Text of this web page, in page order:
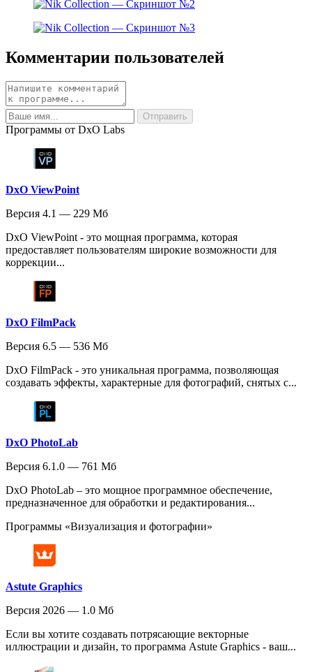
Комментарии пользователей
Программы от DxO Labs
DxO ViewPoint
Версия 4.1 — 229 Мб
DxO ViewPoint - это мощная программа, которая
предоставляет пользователям широкие возможности для
коррекции...
DxO FilmPack
Версия 6.5 — 536 Мб
DxO FilmPack - это уникальная программа, позволяющая
создавать эффекты, характерные для фотографий, снятых с...
DxO PhotoLab
Версия 6.1.0 — 761 Мб
DxO PhotoLab – это мощное программное обеспечение,
предназначенное для обработки и редактирования...
Программы «Визуализация и фотографии»
Astute Graphics
Версия 2026 — 1.0 Мб
Если вы хотите создавать потрясающие векторные
иллюстрации и дизайн, то программа Astute Graphics - ваш...